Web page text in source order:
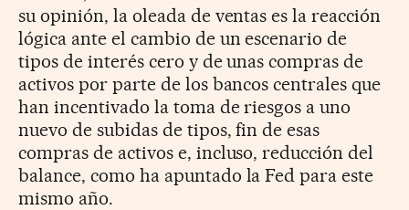
su opinión, la oleada de ventas es la reacción
lógica ante el cambio de un escenario de
tipos de interés cero y de unas compras de
activos por parte de los bancos centrales que
han incentivado la toma de riesgos a uno
nuevo de subidas de tipos, fin de esas
compras de activos e, incluso, reducción del
balance, como ha apuntado la Fed para este
mismo año.